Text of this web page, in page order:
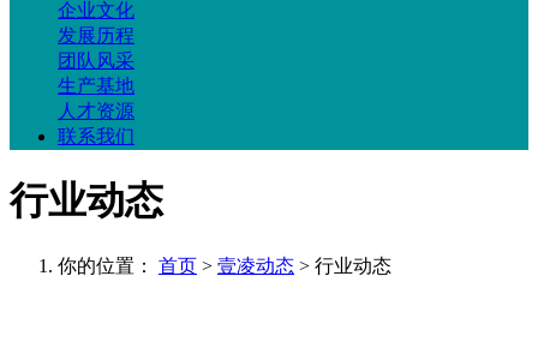
企业文化
发展历程
团队风采
生产基地
人才资源
联系我们
行业动态
你的位置： 首页 > 壹凌动态 > 行业动态